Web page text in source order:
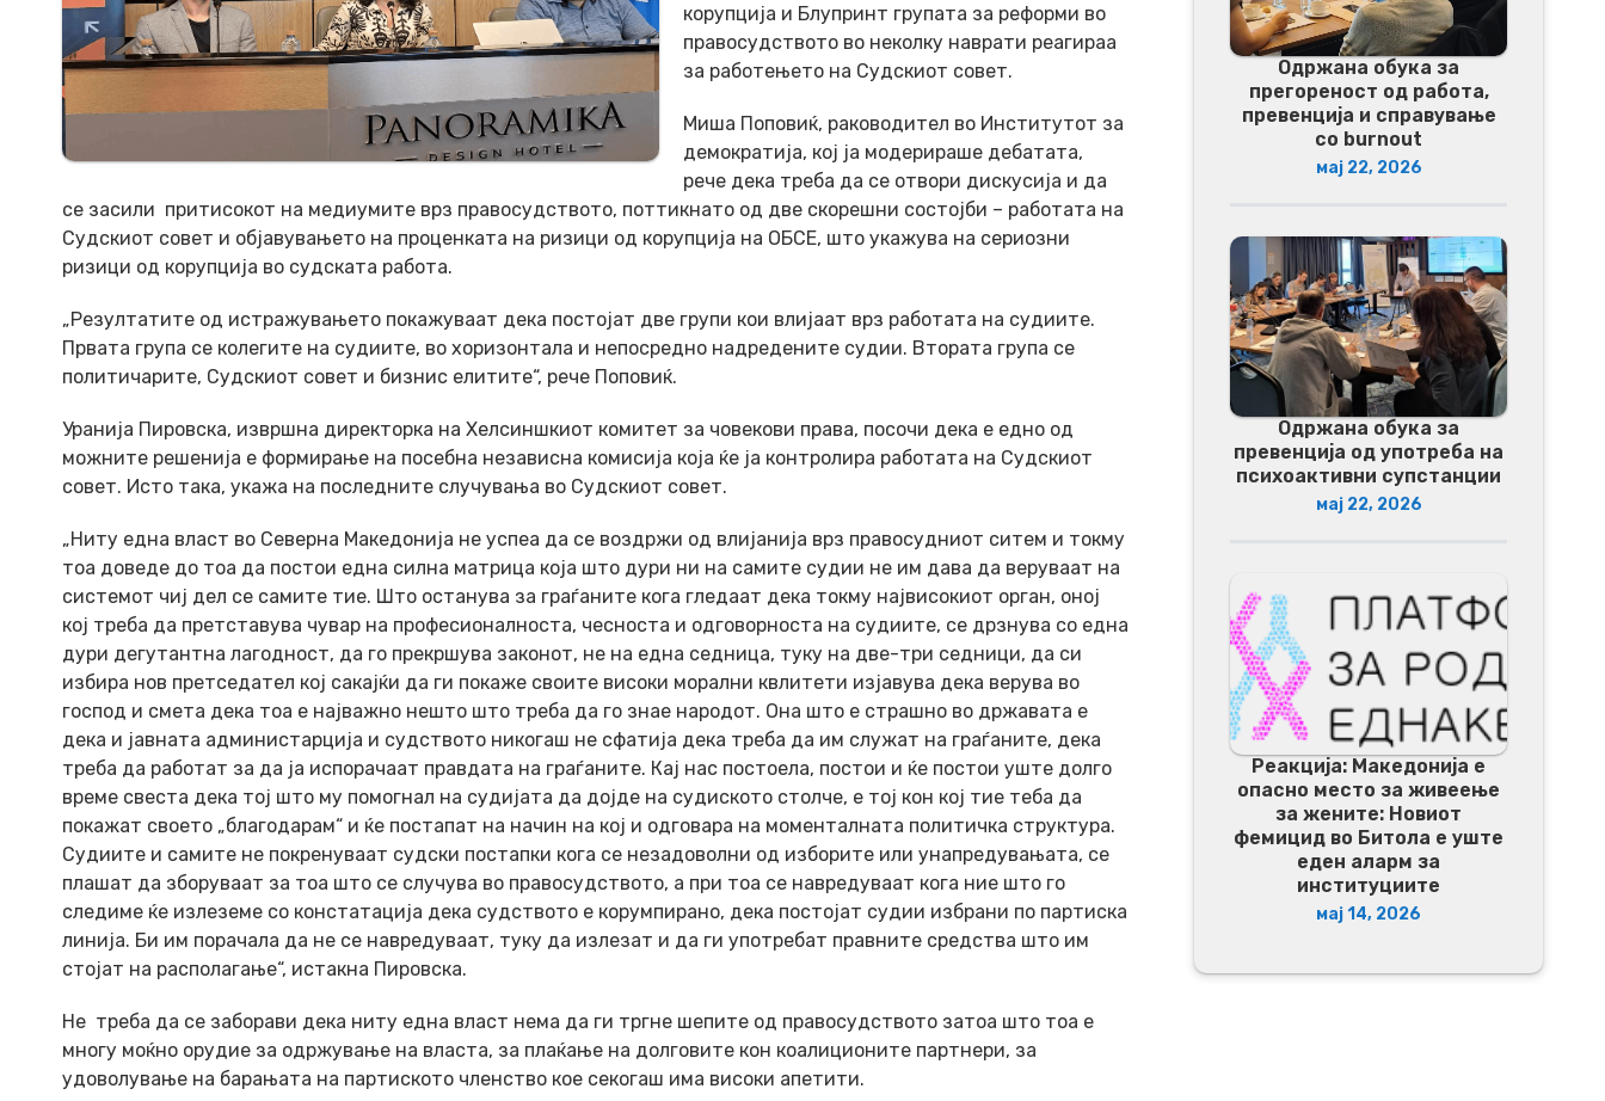
корупција и Блупринт групата за реформи во
правосудството во неколку наврати реагираа
за работењето на Судскиот совет.
Миша Поповиќ, раководител во Институтот за
демократија, кој ја модерираше дебатата,
рече дека треба да се отвори дискусија и да
се засили притисокот на медиумите врз правосудството, поттикнато од две скорешни состојби – работата на
Судскиот совет и објавувањето на проценката на ризици од корупција на ОБСЕ, што укажува на сериозни
ризици од корупција во судската работа.
„Резултатите од истражувањето покажуваат дека постојат две групи кои влијаат врз работата на судиите.
Првата група се колегите на судиите, во хоризонтала и непосредно надредените судии. Втората група се
политичарите, Судскиот совет и бизнис елитите“, рече Поповиќ.
Уранија Пировска, извршна директорка на Хелсиншкиот комитет за човекови права, посочи дека е едно од
можните решенија е формирање на посебна независна комисија која ќе ја контролира работата на Судскиот
совет. Исто така, укажа на последните случувања во Судскиот совет.
„Ниту една власт во Северна Македонија не успеа да се воздржи од влијанија врз правосудниот ситем и токму
тоа доведе до тоа да постои една силна матрица која што дури ни на самите судии не им дава да веруваат на
системот чиј дел се самите тие. Што останува за граѓаните кога гледаат дека токму највисокиот орган, оној
кој треба да претставува чувар на професионалноста, чесноста и одговорноста на судиите, се дрзнува со една
дури дегутантна лагодност, да го прекршува законот, не на една седница, туку на две-три седници, да си
избира нов претседател кој сакајќи да ги покаже своите високи морални квлитети изјавува дека верува во
господ и смета дека тоа е најважно нешто што треба да го знае народот. Она што е страшно во државата е
дека и јавната администарција и судството никогаш не сфатија дека треба да им служат на граѓаните, дека
треба да работат за да ја испорачаат правдата на граѓаните. Кај нас постоела, постои и ќе постои уште долго
време свеста дека тој што му помогнал на судијата да дојде на судиското столче, е тој кон кој тие теба да
покажат своето „благодарам“ и ќе постапат на начин на кој и одговара на моменталната политичка структура.
Судиите и самите не покренуваат судски постапки кога се незадоволни од изборите или унапредувањата, се
плашат да зборуваат за тоа што се случува во правосудството, а при тоа се навредуваат кога ние што го
следиме ќе излеземе со констатација дека судството е корумпирано, дека постојат судии избрани по партиска
линија. Би им порачала да не се навредуваат, туку да излезат и да ги употребат правните средства што им
стојат на располагање“, истакна Пировска.
Не треба да се заборави дека ниту една власт нема да ги тргне шепите од правосудството затоа што тоа е
многу моќно орудие за одржување на власта, за плаќање на долговите кон коалиционите партнери, за
удоволување на барањата на партиското членство кое секогаш има високи апетити.
Одржана обука за
прегореност од работа,
превенција и справување
со burnout
мај 22, 2026
Одржана обука за
превенција од употреба на
психоактивни супстанции
мај 22, 2026
Реакција: Македонија е
опасно место за живеење
за жените: Новиот
фемицид во Битола е уште
еден аларм за
институциите
мај 14, 2026